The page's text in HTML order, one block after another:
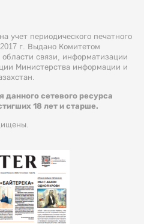
учет периодического печатного
г. Выдано Комитетом
области связи, информатизации
Министерства информации и
сетевого ресурса
18 лет и старше.